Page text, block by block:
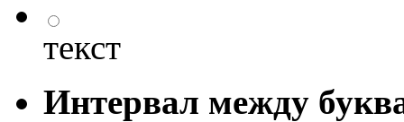
текст
Интервал между